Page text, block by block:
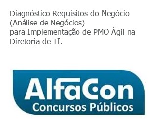
Diagnóstico Requisitos do Negócio
(Análise de Negócios)
para Implementação de PMO Ágil na
Diretoria de TI.